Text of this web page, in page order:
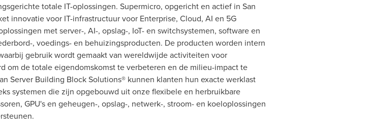
totale IT-oplossingen. Supermicro, opgericht en actief in San
innovatie voor IT-infrastructuur voor Enterprise, Cloud, AI en 5G
met server-, AI-, opslag-, IoT- en switchsystemen, software en
, voedings- en behuizingsproducten. De producten worden intern
gebruik wordt gemaakt van wereldwijde activiteiten voor
om de totale eigendomskomst te verbeteren en de milieu-impact te
Server Building Block Solutions® kunnen klanten hun exacte werklast
systemen die zijn opgebouwd uit onze flexibele en herbruikbare
GPU's en geheugen-, opslag-, netwerk-, stroom- en koeloplossingen